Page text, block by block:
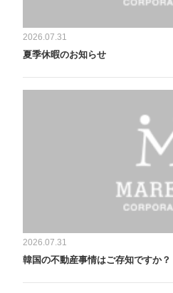
2026.07.31
夏季休暇のお知らせ
2026.07.31
韓国の不動産事情はご存知ですか？